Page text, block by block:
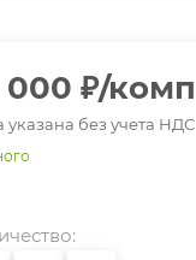
000 ₽/комп
указана без учета НДС